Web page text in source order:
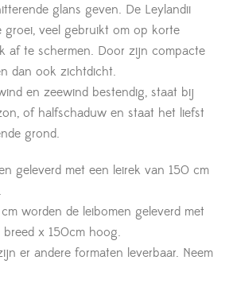
glans geven. De Leylandii
veel gebruikt om op korte
af te schermen. Door zijn compacte
dan ook zichtdicht.
en zeewind bestendig, staat bij
of halfschaduw en staat het liefst
grond.
geleverd met een leirek van 150 cm
worden de leibomen geleverd met
x 150cm hoog.
er andere formaten leverbaar. Neem